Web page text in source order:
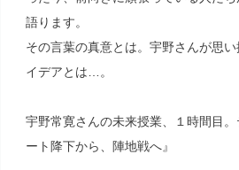
語ります。
その言葉の真意とは。宇野さんが思
イデアとは…。
宇野常寛さんの未来授業、１時間目
ート降下から、陣地戦へ』